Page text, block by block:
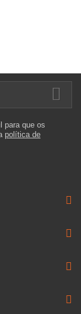
para que os
política de